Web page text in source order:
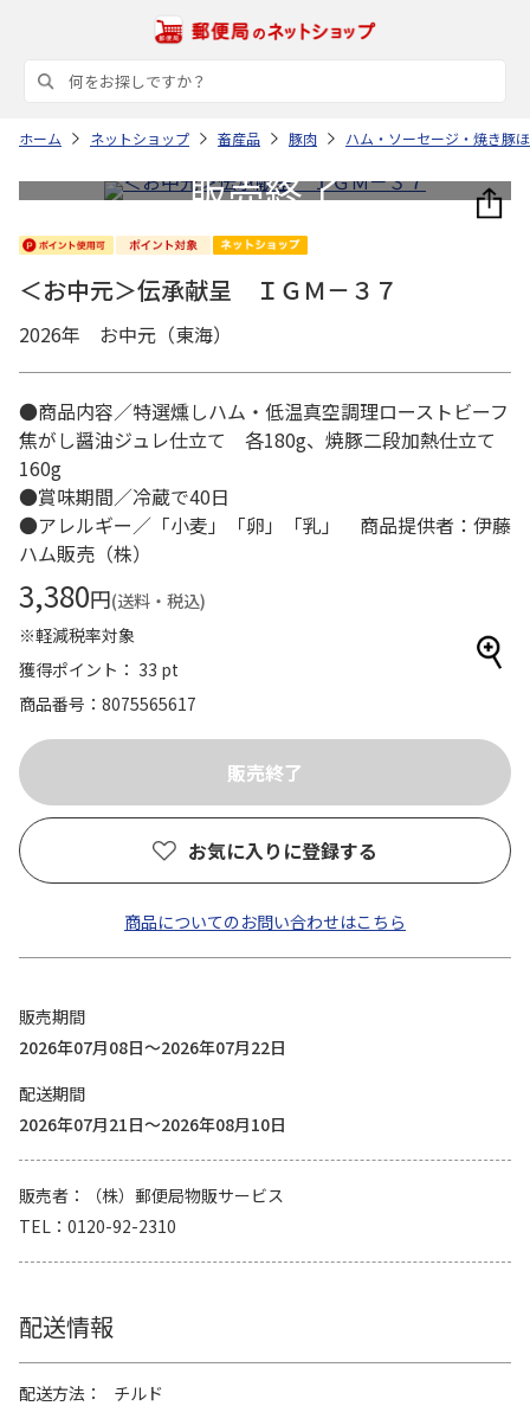
ホーム ネットショップ 畜産品 豚肉 ハム・ソーセージ・焼き豚
＜お中元＞伝承献呈 ＩＧＭ－３７
2026年 お中元（東海）
●商品内容／特選燻しハム・低温真空調理ローストビーフ
焦がし醤油ジュレ仕立て 各180g、焼豚二段加熱仕立て
160g
●賞味期間／冷蔵で40日
●アレルギー／「小麦」「卵」「乳」 商品提供者：伊藤
ハム販売（株）
3,380円(送料・税込)
※軽減税率対象
獲得ポイント： 33 pt
商品番号
8075565617
お気に入りに登録する
商品についてのお問い合わせはこちら
販売期間
2026年07月08日～2026年07月22日
配送期間
2026年07月21日～2026年08月10日
販売者
（株）郵便局物販サービス
TEL
0120-92-2310
配送情報
配送方法
チルド